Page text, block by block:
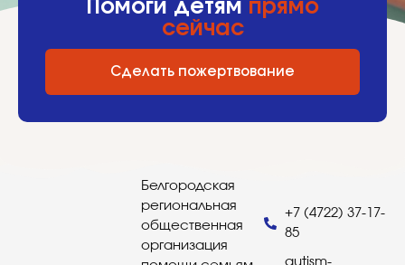
Помоги детям прямо
сейчас
Сделать пожертвование
Белгородская
региональная
общественная
организация
+7 (4722) 37-17-
85
autism-